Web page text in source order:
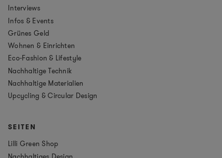
Interviews
Infos & Events
Grünes Geld
Wohnen & Einrichten
Eco-Fashion & Lifestyle
Nachhaltige Technik
Nachhaltige Materialien
Upcycling & Circular Design
SEITEN
Lilli Green Shop